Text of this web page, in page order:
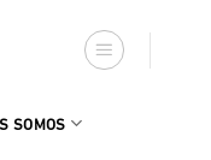
SOMOS